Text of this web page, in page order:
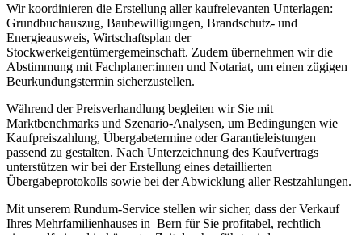
Wir koordinieren die Erstellung aller kaufrelevanten Unterlagen:
Grundbuchauszug, Baubewilligungen, Brandschutz- und
Energieausweis, Wirtschaftsplan der
Stockwerkeigentümergemeinschaft. Zudem übernehmen wir die
Abstimmung mit Fachplaner:innen und Notariat, um einen zügigen
Beurkundungstermin sicherzustellen.
Während der Preisverhandlung begleiten wir Sie mit
Marktbenchmarks und Szenario-Analysen, um Bedingungen wie
Kaufpreiszahlung, Übergabetermine oder Garantieleistungen
passend zu gestalten. Nach Unterzeichnung des Kaufvertrags
unterstützen wir bei der Erstellung eines detaillierten
Übergabeprotokolls sowie bei der Abwicklung aller Restzahlungen.
Mit unserem Rundum-Service stellen wir sicher, dass der Verkauf
Ihres Mehrfamilienhauses in Bern für Sie profitabel, rechtlich